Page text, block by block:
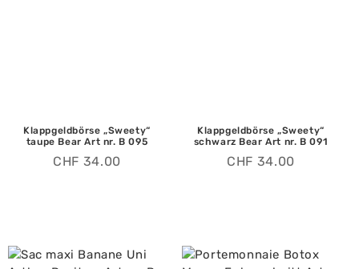
Klappgeldbörse „Sweety“
taupe Bear Art nr. B 095
CHF 34.00
Klappgeldbörse „Sweety“
schwarz Bear Art nr. B 091
CHF 34.00